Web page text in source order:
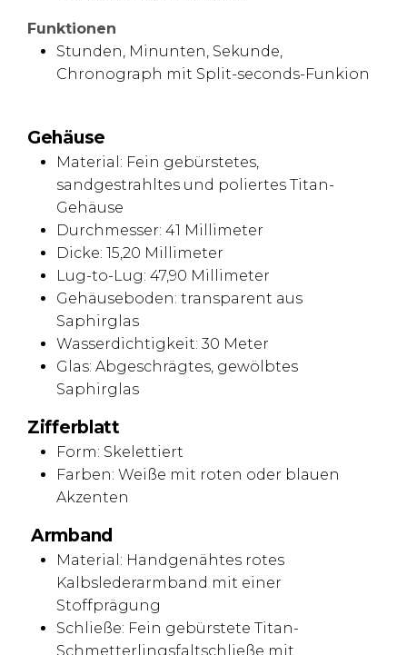
Funktionen
Stunden, Minunten, Sekunde,
Chronograph mit Split-seconds-Funkion
Gehäuse
Material: Fein gebürstetes,
sandgestrahltes und poliertes Titan-
Gehäuse
Durchmesser: 41 Millimeter
Dicke: 15,20 Millimeter
Lug-to-Lug: 47,90 Millimeter
Gehäuseboden: transparent aus
Saphirglas
Wasserdichtigkeit: 30 Meter
Glas: Abgeschrägtes, gewölbtes
Saphirglas
Zifferblatt
Form: Skelettiert
Farben: Weiße mit roten oder blauen
Akzenten
Armband
Material: Handgenähtes rotes
Kalbslederarmband mit einer
Stoffprägung
Schließe: Fein gebürstete Titan-
Schmetterlingsfaltschließe mit